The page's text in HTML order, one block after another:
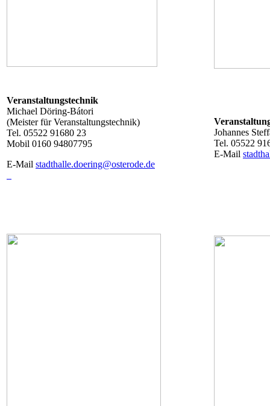
Veranstaltungstechnik
Michael Döring-Bátori
(Meister für Veranstaltungstechnik)
Tel. 05522 91680 23
Mobil 0160 94807795
E-Mail stadthalle.doering@osterode.de
Johannes
Tel. 05522
E-Mail